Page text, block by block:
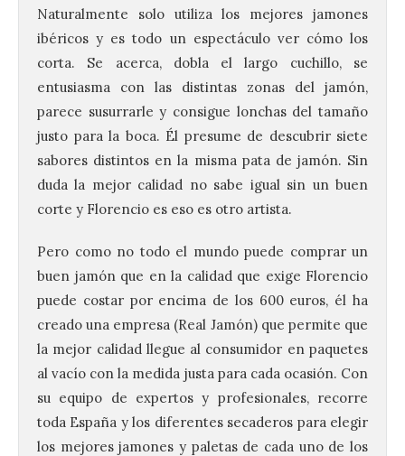
Naturalmente solo utiliza los mejores jamones
ibéricos y es todo un espectáculo ver cómo los
corta. Se acerca, dobla el largo cuchillo, se
entusiasma con las distintas zonas del jamón,
parece susurrarle y consigue lonchas del tamaño
justo para la boca. Él presume de descubrir siete
sabores distintos en la misma pata de jamón. Sin
duda la mejor calidad no sabe igual sin un buen
corte y Florencio es eso es otro artista.
Pero como no todo el mundo puede comprar un
buen jamón que en la calidad que exige Florencio
puede costar por encima de los 600 euros, él ha
creado una empresa (Real Jamón) que permite que
la mejor calidad llegue al consumidor en paquetes
al vacío con la medida justa para cada ocasión. Con
su equipo de expertos y profesionales, recorre
toda España y los diferentes secaderos para elegir
los mejores jamones y paletas de cada uno de los